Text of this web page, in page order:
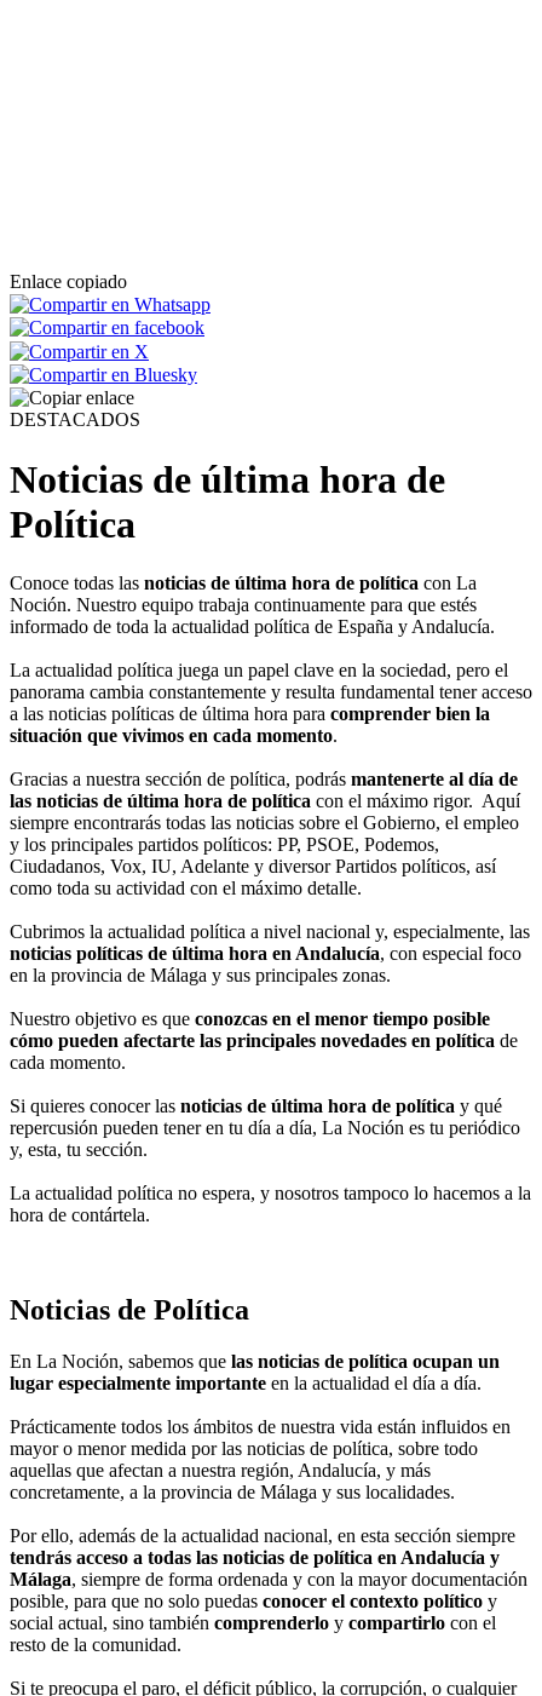
Enlace copiado
DESTACADOS
Noticias de última hora de
Política
Conoce todas las noticias de última hora de política con La
Noción. Nuestro equipo trabaja continuamente para que estés
informado de toda la actualidad política de España y Andalucía.
La actualidad política juega un papel clave en la sociedad, pero el
panorama cambia constantemente y resulta fundamental tener acceso
a las noticias políticas de última hora para comprender bien la
situación que vivimos en cada momento.
Gracias a nuestra sección de política, podrás mantenerte al día de
las noticias de última hora de política con el máximo rigor. Aquí
siempre encontrarás todas las noticias sobre el Gobierno, el empleo
y los principales partidos políticos: PP, PSOE, Podemos,
Ciudadanos, Vox, IU, Adelante y diversor Partidos políticos, así
como toda su actividad con el máximo detalle.
Cubrimos la actualidad política a nivel nacional y, especialmente, las
noticias políticas de última hora en Andalucía, con especial foco
en la provincia de Málaga y sus principales zonas.
Nuestro objetivo es que conozcas en el menor tiempo posible
cómo pueden afectarte las principales novedades en política de
cada momento.
Si quieres conocer las noticias de última hora de política y qué
repercusión pueden tener en tu día a día, La Noción es tu periódico
y, esta, tu sección.
La actualidad política no espera, y nosotros tampoco lo hacemos a la
hora de contártela.
Noticias de Política
En La Noción, sabemos que las noticias de política ocupan un
lugar especialmente importante en la actualidad el día a día.
Prácticamente todos los ámbitos de nuestra vida están influidos en
mayor o menor medida por las noticias de política, sobre todo
aquellas que afectan a nuestra región, Andalucía, y más
concretamente, a la provincia de Málaga y sus localidades.
Por ello, además de la actualidad nacional, en esta sección siempre
tendrás acceso a todas las noticias de política en Andalucía y
Málaga, siempre de forma ordenada y con la mayor documentación
posible, para que no solo puedas conocer el contexto político y
social actual, sino también comprenderlo y compartirlo con el
resto de la comunidad.
Si te preocupa el paro, el déficit público, la corrupción, o cualquier